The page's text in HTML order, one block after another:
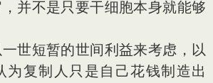
并不是只要干细胞本身就能够
世短暂的世间利益来考虑，以
为复制人只是自己花钱制造出